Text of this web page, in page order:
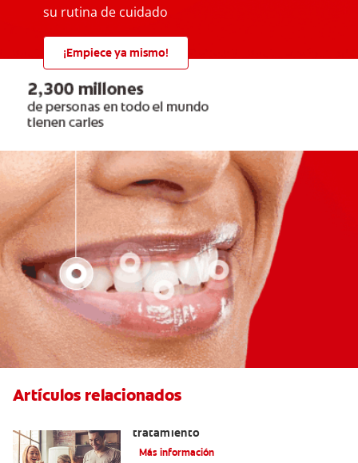
su rutina de cuidado
¡Empiece ya mismo!
Artículos relacionados
tratamiento
Más información